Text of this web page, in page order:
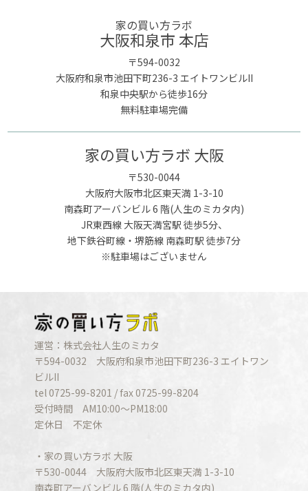
家の買い方ラボ
大阪和泉市 本店
〒594-0032
大阪府和泉市池田下町236-3 エイトワンビルII
和泉中央駅から徒歩16分
無料駐車場完備
家の買い方ラボ 大阪
〒530-0044
大阪府大阪市北区東天満 1-3-10
南森町アーバンビル 6 階(人生のミカタ内)
JR東西線 大阪天満宮駅 徒歩5分、
地下鉄谷町線・堺筋線 南森町駅 徒歩7分
※駐車場はございません
運営：株式会社人生のミカタ
〒594-0032 大阪府和泉市池田下町236-3 エイトワン
ビルII
tel 0725-99-8201 / fax 0725-99-8204
受付時間 AM10:00〜PM18:00
定休日 不定休
・家の買い方ラボ 大阪
〒530-0044 大阪府大阪市北区東天満 1-3-10
南森町アーバンビル 6 階(人生のミカタ内)